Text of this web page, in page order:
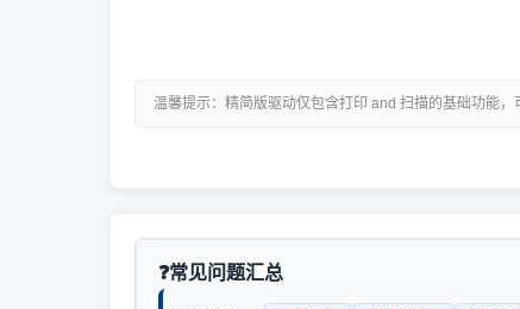
温馨提示：精简版驱动仅包含打印 and 扫描的基础功能，
常见问题汇总